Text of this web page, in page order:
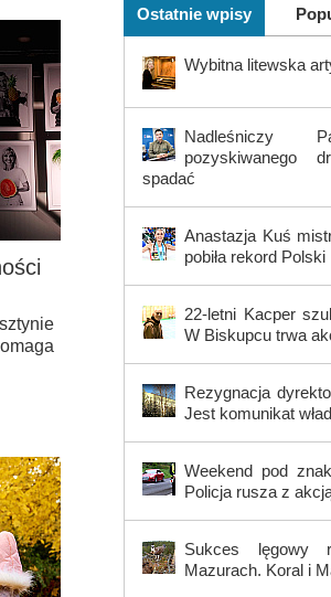
Ostatnie wpisy
Wybitna litewska
Nadleśniczy
pozyskiwanego
spadać
Anastazja Kuś
pobiła rekord Polski
22-letni Kacper
W Biskupcu trwa
Rezygnacja
Jest komunikat
Weekend pod
Policja rusza z
Sukces lęgowy
Mazurach. Koral i